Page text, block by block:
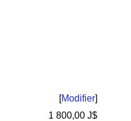
[Modifier]
1 800,00 J$